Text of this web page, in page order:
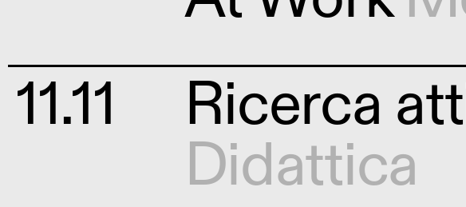
11.11
Ricerca
Didattica